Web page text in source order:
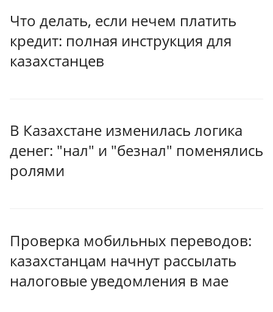
Что делать, если нечем платить
кредит: полная инструкция для
казахстанцев
В Казахстане изменилась логика
денег: "нал" и "безнал" поменялись
ролями
Проверка мобильных переводов:
казахстанцам начнут рассылать
налоговые уведомления в мае